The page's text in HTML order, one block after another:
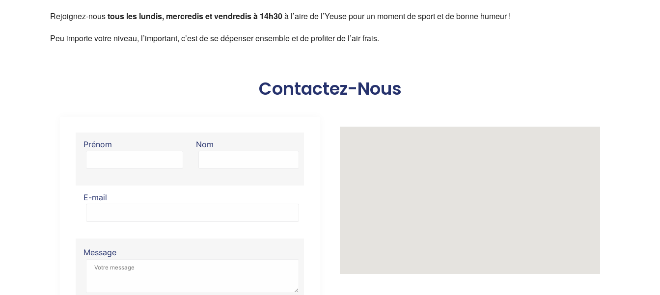
Rejoignez-noustous les lundis, mercredis et vendredis à 14h30à l’aire de l’Yeuse pour un moment de sport et de bonne humeur !
Peu importe votre niveau, l’important, c’est de se dépenser ensemble et de profiter de l’air frais.
Contactez-Nous
Prénom Nom
E-mail
Message